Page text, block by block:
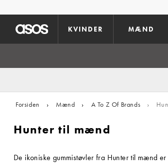
KVINDER MÆND
Forsiden › Mænd › A To Z Of Brands ›
Hunter til mænd
De ikoniske gummistøvler fra Hunter til mænd